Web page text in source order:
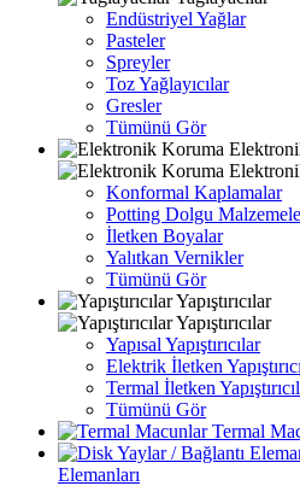
Endüstriyel Yağlar
Pasteler
Spreyler
Toz Yağlayıcılar
Gresler
Tümünü Gör
Konformal Kaplamalar
Potting Dolgu
İletken Boyalar
Yalıtkan Vernikler
Tümünü Gör
Yapıştırıcılar
Yapıştırıcılar
Yapısal Yapıştırıcılar
Elektrik İletken
Termal İletken
Tümünü Gör
Termal
Elemanları